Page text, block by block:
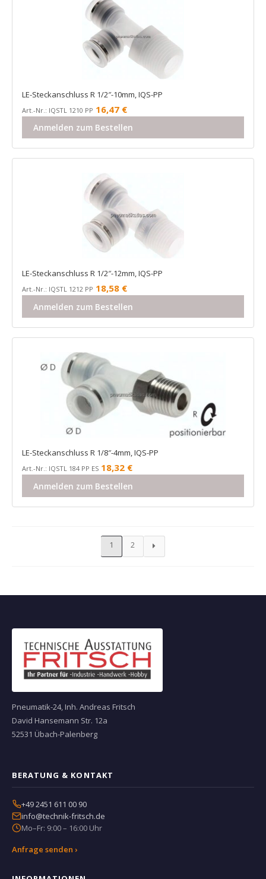
LE-Steckanschluss R 1/2″-10mm, IQS-PP
Art.-Nr.: IQSTL 1210 PP 16,47 €
Anmelden zum Bestellen
LE-Steckanschluss R 1/2″-12mm, IQS-PP
Art.-Nr.: IQSTL 1212 PP 18,58 €
Anmelden zum Bestellen
LE-Steckanschluss R 1/8″-4mm, IQS-PP
Art.-Nr.: IQSTL 184 PP ES 18,32 €
Anmelden zum Bestellen
1 2
Pneumatik-24, Inh. Andreas Fritsch
David Hansemann Str. 12a
52531 Übach-Palenberg
BERATUNG & KONTAKT
+49 2451 611 00 90
info@technik-fritsch.de
Mo–Fr: 9:00 – 16:00 Uhr
Anfrage senden ›